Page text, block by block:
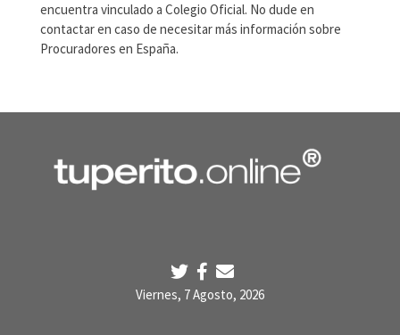
encuentra vinculado a Colegio Oficial. No dude en
contactar en caso de necesitar más información sobre
Procuradores en España.
Viernes, 7 Agosto, 2026